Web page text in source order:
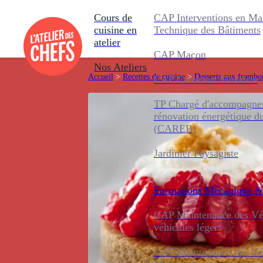
Cours de
cuisine en
atelier
Nos Ateliers
CAP Interventions en
Technique des Bâtiments
CAP Maçon
CAP Carreleur Mosaïste
TP Chargé
rénovation énergétique
(CAREB)
Jardinier Paysagiste
Formations Mécanique
CAP Maintenance des
véhicules légers
CAP Maintenance des
Accueil > Recettes de cuisine > Desserts aux